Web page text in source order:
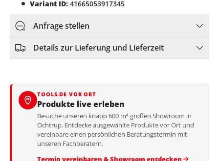
Variant ID: 41665053917345
Anfrage stellen
Details zur Lieferung und Lieferzeit
TOOLS.DE VOR ORT
Produkte live erleben
Besuche unseren knapp 600 m² großen Showroom in
Ochtrup. Entdecke ausgewählte Produkte vor Ort und
vereinbare einen persönlichen Beratungstermin mit
unseren Fachberatern.
Termin vereinbaren & Showroom entdecken